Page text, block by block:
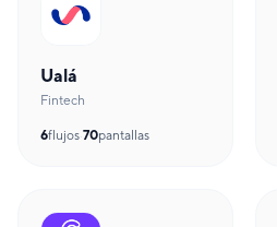
Ualá
Fintech
6flujos·70pantallas